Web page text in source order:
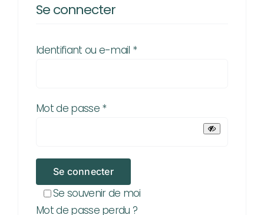
Se connecter
Identifiant ou e-mail *Obligatoire
Mot de passe *Obligatoire
Se souvenir de moi
Se connecter
Mot de passe perdu ?